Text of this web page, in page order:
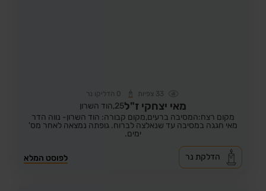
33 צפיות 0 הדליקו נר
מאי יצחקי ז"ל25, הוד השרון
מקום רצח:המסיבה ברעים,מקום קבורה: הוד השרון- נווה הדר
מאי חגגה במסיבה עד שנאלצה לברוח. גופתה נמצאה לאחר מס'
ימים.
לפוסט המלא הדלקת נר